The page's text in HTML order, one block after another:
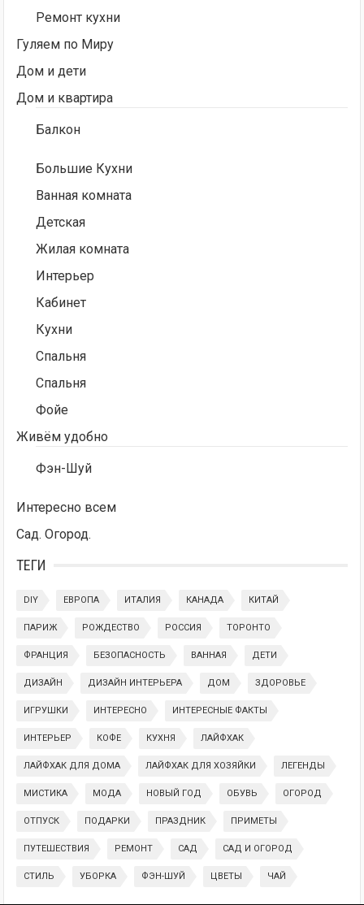
Ремонт кухни
Гуляем по Миру
Дом и дети
Дом и квартира
Балкон
Большие Кухни
Ванная комната
Детская
Жилая комната
Интерьер
Кабинет
Кухни
Спальня
Спальня
Фойе
Живём удобно
Фэн-Шуй
Интересно всем
Сад. Огород.
ТЕГИ
DIY ЕВРОПА ИТАЛИЯ КАНАДА КИТАЙ
ПАРИЖ РОЖДЕСТВО РОССИЯ ТОРОНТО
ФРАНЦИЯ БЕЗОПАСНОСТЬ ВАННАЯ ДЕТИ
ДИЗАЙН ДИЗАЙН ИНТЕРЬЕРА ДОМ ЗДОРОВЬЕ
ИГРУШКИ ИНТЕРЕСНО ИНТЕРЕСНЫЕ ФАКТЫ
ИНТЕРЬЕР КОФЕ КУХНЯ ЛАЙФХАК
ЛАЙФХАК ДЛЯ ДОМА ЛАЙФХАК ДЛЯ ХОЗЯЙКИ ЛЕГЕНДЫ
МИСТИКА МОДА НОВЫЙ ГОД ОБУВЬ ОГОРОД
ОТПУСК ПОДАРКИ ПРАЗДНИК ПРИМЕТЫ
ПУТЕШЕСТВИЯ РЕМОНТ САД САД И ОГОРОД
СТИЛЬ УБОРКА ФЭН-ШУЙ ЦВЕТЫ ЧАЙ